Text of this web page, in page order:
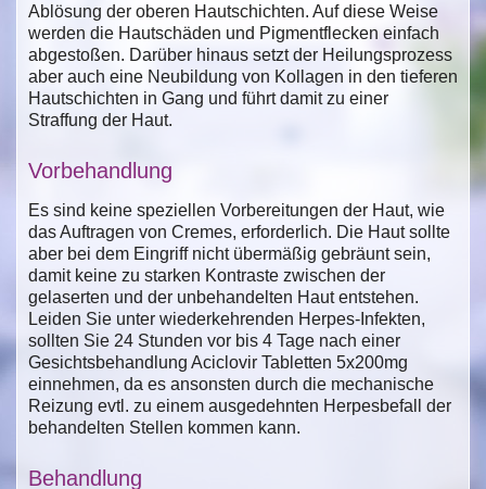
Ablösung der oberen Hautschichten. Auf diese Weise
werden die Hautschäden und Pigmentflecken einfach
abgestoßen. Darüber hinaus setzt der Heilungsprozess
aber auch eine Neubildung von Kollagen in den tieferen
Hautschichten in Gang und führt damit zu einer
Straffung der Haut.
Vorbehandlung
Es sind keine speziellen Vorbereitungen der Haut, wie
das Auftragen von Cremes, erforderlich. Die Haut sollte
aber bei dem Eingriff nicht übermäßig gebräunt sein,
damit keine zu starken Kontraste zwischen der
gelaserten und der unbehandelten Haut entstehen.
Leiden Sie unter wiederkehrenden Herpes-Infekten,
sollten Sie 24 Stunden vor bis 4 Tage nach einer
Gesichtsbehandlung Aciclovir Tabletten 5x200mg
einnehmen, da es ansonsten durch die mechanische
Reizung evtl. zu einem ausgedehnten Herpesbefall der
behandelten Stellen kommen kann.
Behandlung